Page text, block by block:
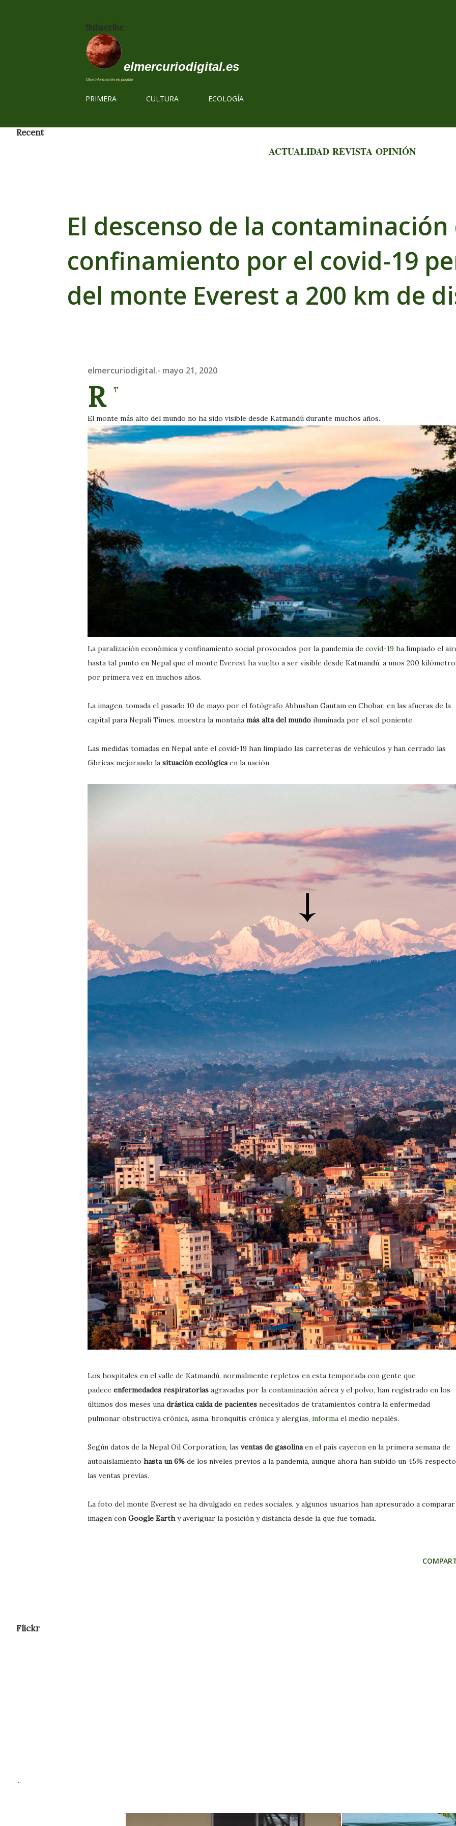
Subscribe
elmercuriodigital.es
Otra información es posible
PRIMERA CULTURA ECOLOGÍA
Recent
ACTUALIDAD REVISTA OPINIÓN
El descenso de la
confinamiento por el covid-19
del monte Everest a 200 km de
elmercuriodigital.- mayo 21, 2020
R T
El monte más alto del mundo no ha sido visible desde Katmandú durante muchos años.
La paralización económica y confinamiento social provocados por la pandemia de covid-19 ha limpiado el
hasta tal punto en Nepal que el monte Everest ha vuelto a ser visible desde Katmandú, a unos 200
por primera vez en muchos años.
La imagen, tomada el pasado 10 de mayo por el fotógrafo Abhushan Gautam en Chobar, en las afueras de la
capital para Nepali Times, muestra la montaña más alta del mundo iluminada por el sol poniente.
Las medidas tomadas en Nepal ante el covid-19 han limpiado las carreteras de vehículos y han cerrado las
fábricas mejorando la situación ecológicaen la nación.
Los hospitales en el valle de Katmandú, normalmente repletos en esta temporada con gente que
padece enfermedades respiratorias agravadas por la contaminación aérea y el polvo, han registrado en los
últimos dos meses una drástica caída de pacientes necesitados de tratamientos contra la enfermedad
pulmonar obstructiva crónica, asma, bronquitis crónica y alergias, informa el medio nepalés.
Según datos de la Nepal Oil Corporation, las ventas de gasolinaen el país cayeron en la primera semana de
autoaislamiento hasta un 6% de los niveles previos a la pandemia, aunque ahora han subido un 45%
las ventas previas.
La foto del monte Everest se ha divulgado en redes sociales, y algunos usuarios han apresurado a
imagen con Google Earthy averiguar la posición y distancia desde la que fue tomada.
Flickr
...